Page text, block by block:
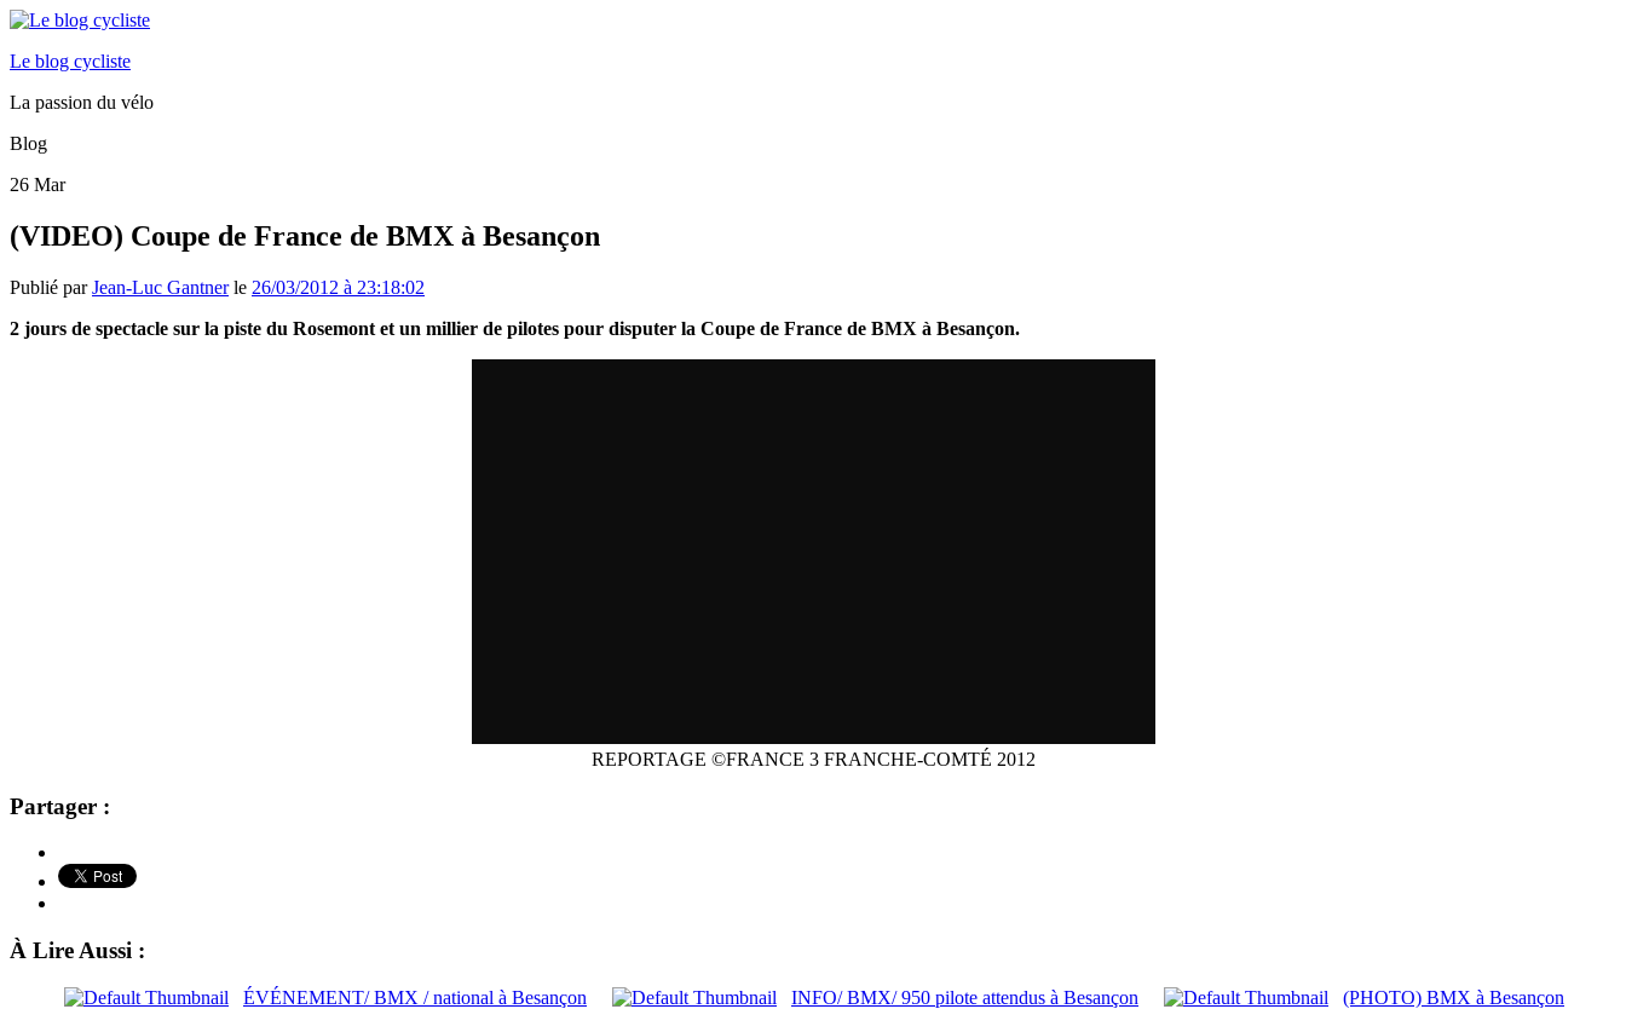
Le blog cycliste
La passion du vélo
Blog
26 Mar
(VIDEO) Coupe de France de BMX à Besançon
Publié parJean-Luc Gantnerle 26/03/2012 à 23:18:02
2 jours de spectacle sur la piste du Rosemont et un millier de pilotes pour disputer la Coupe de France de BMX à Besançon.
REPORTAGE ©FRANCE 3 FRANCHE-COMTÉ 2012
Partager :
À Lire Aussi :
ÉVÉNEMENT/ BMX / national à Besançon INFO/ BMX/ 950 pilote attendus à Besançon
(PHOTO) BMX à Besançon